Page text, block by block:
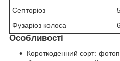
Септоріоз
Фузаріоз колоса
6
Особливості
Короткоденний сорт: